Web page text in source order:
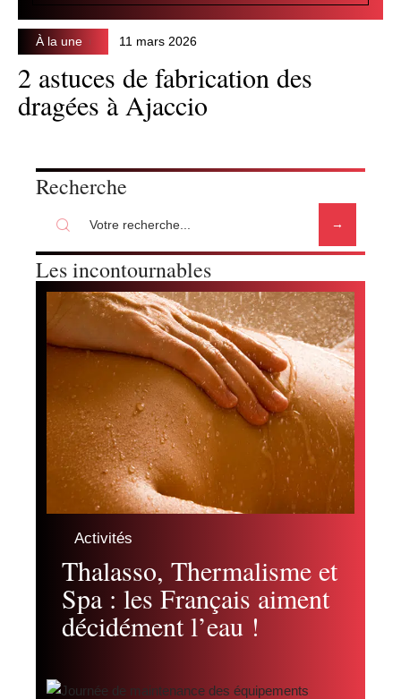
À la une 11 mars 2026
2 astuces de fabrication des
dragées à Ajaccio
Recherche
Les incontournables
Activités
Thalasso, Thermalisme et
Spa : les Français aiment
décidément l’eau !